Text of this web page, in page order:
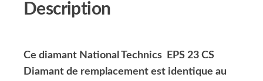
Description
Ce diamant National Technics EPS 23 CS
Diamant de remplacement est identique au